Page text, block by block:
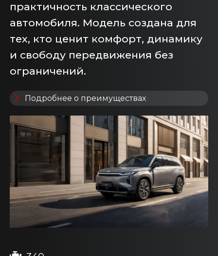
практичность классического
автомобиля. Модель создана для
тех, кто ценит комфорт, динамику
и свободу передвижения без
ограничений.
Подробнее о преимуществах